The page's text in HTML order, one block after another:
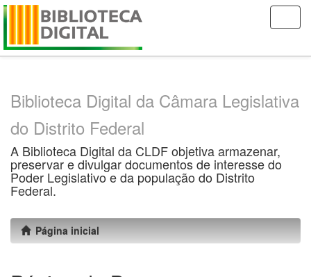
Skip
Biblioteca Digital da Câmara Legislativa
do Distrito Federal
A Biblioteca Digital da CLDF objetiva armazenar,
preservar e divulgar documentos de interesse do
Poder Legislativo e da população do Distrito
Federal.
Página inicial